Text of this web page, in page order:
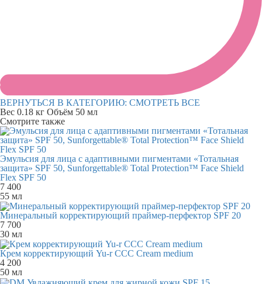
ВЕРНУТЬСЯ В КАТЕГОРИЮ: СМОТРЕТЬ ВСЕ
Вес 0.18 кг Объём 50 мл
Смотрите также
Эмульсия для лица с адаптивными пигментами «Тотальная
защита» SPF 50, Sunforgettable® Total Protection™ Face Shield
Flex SPF 50
7 400
55 мл
Минеральный корректирующий праймер-перфектор SPF 20
7 700
30 мл
Крем корректирующий Yu-r CCC Cream medium
4 200
50 мл